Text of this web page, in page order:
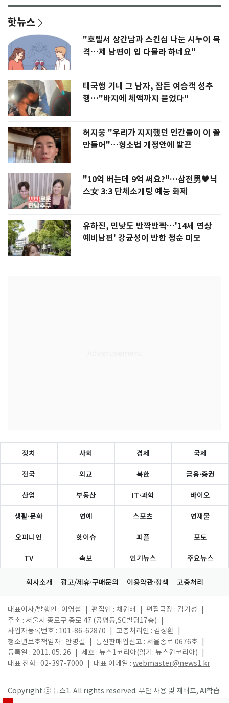
핫뉴스
"호텔서 상간남과 스킨십 나눈 시누이 목
격…제 남편이 입 다물라 하네요"
태국행 기내 그 남자, 잠든 여승객 성추
행…"바지에 체액까지 묻었다"
허지웅 "우리가 지지했던 인간들이 이 꼴
만들어"…형소법 개정안에 발끈
"10억 버는데 9억 써요?"…삼전男♥닉
스女 3:3 단체소개팅 예능 화제
유하진, 민낯도 반짝반짝…'14세 연상
예비남편' 강균성이 반한 청순 미모
정치 사회 경제 국제
전국 외교 북한 금융·증권
산업 부동산 IT·과학 바이오
생활·문화 연예 스포츠 연재물
오피니언 핫이슈 피플 포토
TV 속보 인기뉴스 주요뉴스
회사소개 광고/제휴·구매문의 이용약관·정책 고충처리
대표이사/발행인 : 이영섭 편집인 : 채원배 편집국장 : 김기성
주소 : 서울시 종로구 종로 47 (공평동,SC빌딩17층)
사업자등록번호 : 101-86-62870
고충처리인 : 김성환
청소년보호책임자 : 안병길
통신판매업신고 : 서울종로 0676호
등록일 : 2011. 05. 26
제호 : 뉴스1코리아(읽기: 뉴스원코리아)
대표 전화 : 02-397-7000
대표 이메일 : webmaster@news1.kr
Copyright ⓒ 뉴스1. All rights reserved. 무단 사용 및 재배포, AI학습